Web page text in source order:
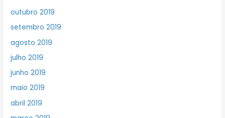
outubro 2019
setembro 2019
agosto 2019
julho 2019
junho 2019
maio 2019
abril 2019